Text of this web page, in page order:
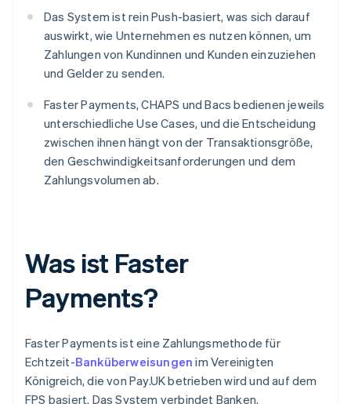
Das System ist rein Push-basiert, was sich darauf
auswirkt, wie Unternehmen es nutzen können, um
Zahlungen von Kundinnen und Kunden einzuziehen
und Gelder zu senden.
Faster Payments, CHAPS und Bacs bedienen jeweils
unterschiedliche Use Cases, und die Entscheidung
zwischen ihnen hängt von der Transaktionsgröße,
den Geschwindigkeitsanforderungen und dem
Zahlungsvolumen ab.
Was ist Faster
Payments?
Faster Payments ist eine Zahlungsmethode für
Echtzeit-Banküberweisungen im Vereinigten
Königreich, die von Pay.UK betrieben wird und auf dem
FPS basiert. Das System verbindet Banken,